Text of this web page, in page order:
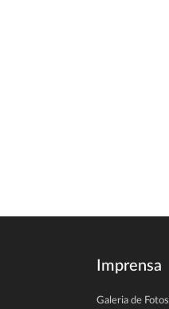
Imprensa
Galeria de Fotos